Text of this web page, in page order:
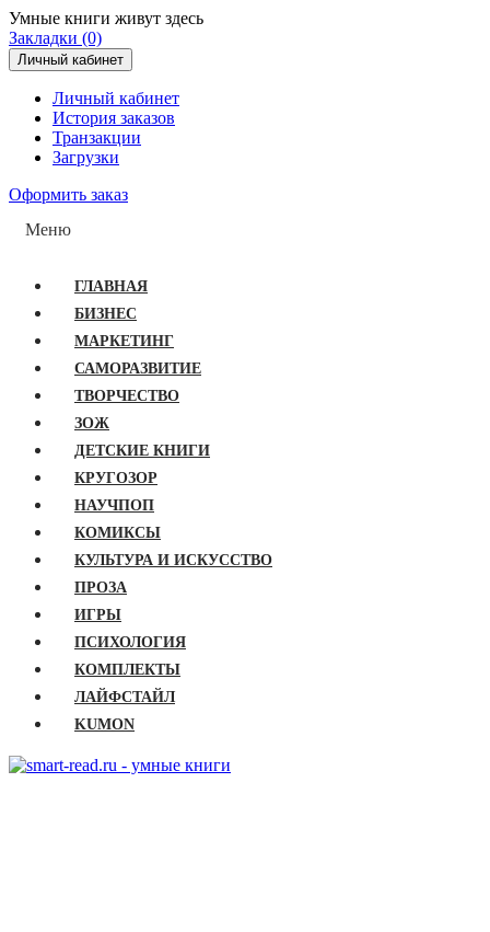
Умные книги живут здесь
Закладки (0)
Личный кабинет
Личный кабинет
История заказов
Транзакции
Загрузки
Оформить заказ
Меню
ГЛАВНАЯ
БИЗНЕС
МАРКЕТИНГ
САМОРАЗВИТИЕ
ТВОРЧЕСТВО
ЗОЖ
ДЕТСКИЕ КНИГИ
КРУГОЗОР
НАУЧПОП
КОМИКСЫ
КУЛЬТУРА И ИСКУССТВО
ПРОЗА
ИГРЫ
ПСИХОЛОГИЯ
КОМПЛЕКТЫ
ЛАЙФСТАЙЛ
KUMON